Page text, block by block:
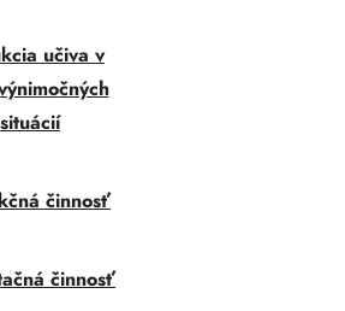
učiva v
situácií
činnosť
činnosť